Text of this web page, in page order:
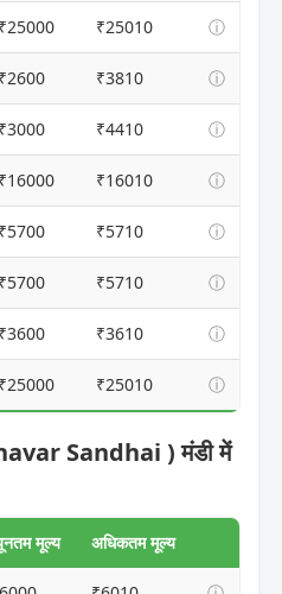
₹25000 ₹25010 ⓘ
₹2600 ₹3810 ⓘ
₹3000 ₹4410 ⓘ
₹16000 ₹16010 ⓘ
₹5700 ₹5710 ⓘ
₹5700 ₹5710 ⓘ
₹3600 ₹3610 ⓘ
₹25000 ₹25010 ⓘ
Sandhai ) मंडी में
मूल्य अधिकतम मूल्य